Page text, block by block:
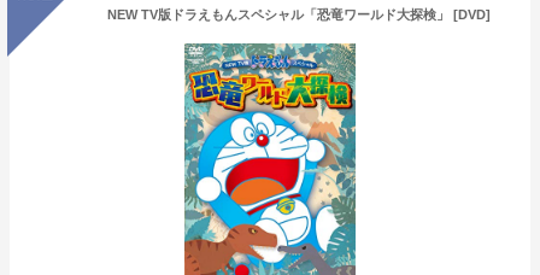
NEW TV版ドラえもんスペシャル「恐竜ワールド大探検」 [DVD]